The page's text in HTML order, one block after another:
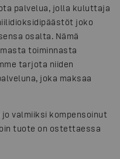
palvelua, jolla kuluttaja
joko
osalta. Nämä
toiminnasta
tarjota niiden
joka maksaa
valmiiksi kompensoinut
tuote on ostettaessa